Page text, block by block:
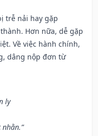
trễ nải hay gặp
Hơn nữa, dễ gặp
Về việc hành chính,
dâng nộp đơn từ
ly